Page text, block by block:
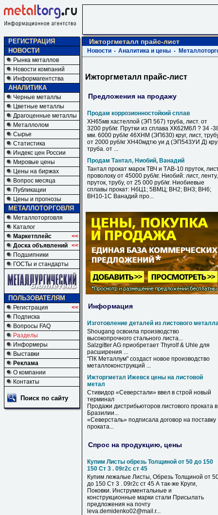
РЕГИСТРАЦИЯ
НОВОСТИ
Рынка металлов
Новости компаний
Информагентства
АНАЛИТИКА
Черные металлы
Цветные металлы
Драгоценные металлы
Металлолом
Сырье
Статистика
Индекс цен России
Мировые цены
Цены на биржах
Вопрос месяца
Публикации
Цены и прогнозы
МЕТАЛЛОТОРГОВЛЯ
Металлоторговля
Каталог
Маркетплейс
<<
Доска объявлений <<
Подшипники
ГОСТы и стандарты
ПОЛЬЗОВАТЕЛЯМ
Регистрация
<<
Подписка
Вопросы FAQ
Разделы
Информеры
Выставки
Реклама
О компании
Контакты
Поиск по сайту
Ижторгметалл прайс-лист
Новости Аналитика и цены
Ижторгметалл прайс-лист
Предложения на продажу
Продам коррозионностойкий сплав
ХН65мв хастеллой (ЭП 567) труба, лист. от
3200 руб/кг. Прутки из сплава ХК62М6Л ? 34 -
мм. 6000 руб/кг 46ХНМ (ЭП630) круг, лист,
от 2000 руб/кг ХН40мдтю уи д (ЭП543УИ Д)
труба. от ...
Продам Тантал, Ниобий, Ванадий
Тантал прокат марок ТВЧ и ТАВ-10 пруток,
проволоку от 45000 руб/кг. Ниобий: лист, ленту,
пруток, трубу, от 25 000 руб/кг. Ниобиевые
сплавы прокат: НбЦ1; 5ВМЦ; ВН2; ВН3; ВН6;
ВН10-1С Ванадий про...
Информация
Изготовление деталей из листового
Shougang освоила производство
высокопрочного стального листа...
Salzgitter AG приобретает Thyrolf & Uhle для
расширения ...
"ПК Металлум" создаст новое производство
металлоконструкций ...
Ижторгметал Ижевск цены на листовой
метал
Стивидор «Северстали» ввел в строй новый
терминал
Продажи дистрибьюторов листового проката в
Бразилии...
«Северсталь» подписала договор на поставку
проката...
Спрос на продукцию, цены
Купим Листы обрезь Толщиной от 50 до 150
150 Ст 3 . 09г2с ст 45
Купим лежалые Листы, Обрезь Толщиной от
до 150 Ст 3 . 09г2с ст 45 А так-же Круги,
Поковки. Инструментальные и
конструкционные марки стали Присылать
предложения на почту
leva.demidenko02@mail.r...